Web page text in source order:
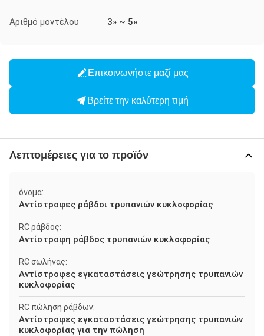
Αριθμό μοντέλου 3» ~ 5»
Επικοινωνήστε μαζί μας
Βρείτε την καλύτερη τιμή
Λεπτομέρειες για το προϊόν
όνομα:
Αντίστροφες ράβδοι τρυπανιών κυκλοφορίας
RC ράβδος:
Αντίστροφη ράβδος τρυπανιών κυκλοφορίας
RC σωλήνας:
Αντίστροφες εγκαταστάσεις γεώτρησης τρυπανιών
κυκλοφορίας
RC πώληση ράβδων:
Αντίστροφες εγκαταστάσεις γεώτρησης τρυπανιών
κυκλοφορίας για την πώληση